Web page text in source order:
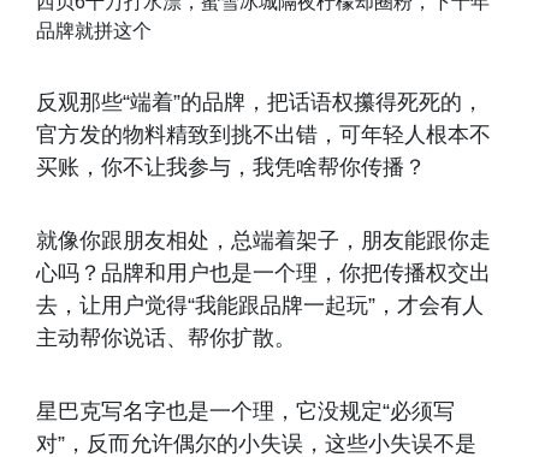
品牌就拼这个
反观那些“端着”的品牌，把话语权攥得死死的，
官方发的物料精致到挑不出错，可年轻人根本不
买账，你不让我参与，我凭啥帮你传播？
就像你跟朋友相处，总端着架子，朋友能跟你走
心吗？品牌和用户也是一个理，你把传播权交出
去，让用户觉得“我能跟品牌一起玩”，才会有人
主动帮你说话、帮你扩散。
星巴克写名字也是一个理，它没规定“必须写
对”，反而允许偶尔的小失误，这些小失误不是